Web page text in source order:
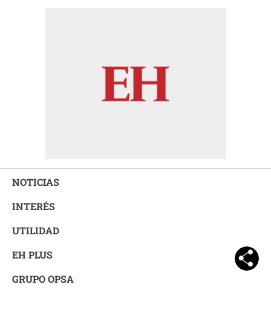
NOTICIAS
INTERÉS
UTILIDAD
EH PLUS
GRUPO OPSA